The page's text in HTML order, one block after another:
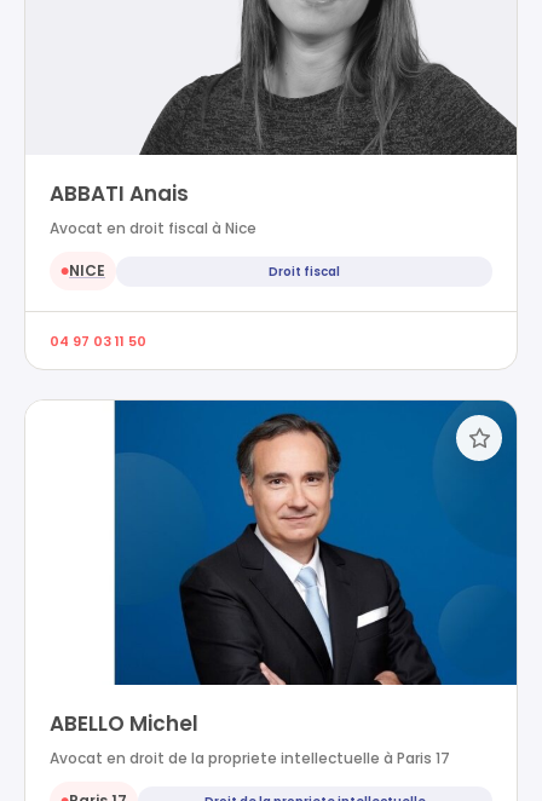
ABBATI Anais
Avocat en droit fiscal à Nice
●NICE Droit fiscal
04 97 03 11 50
ABELLO Michel
Avocat en droit de la propriete intellectuelle à Paris 17